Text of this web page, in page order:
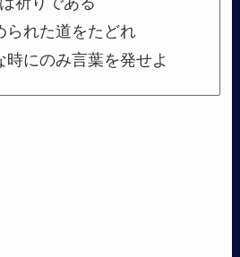
られた道をたどれ
時にのみ言葉を発せよ